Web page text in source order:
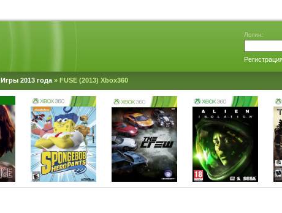
Логин:
Игры 2013 года» FUSE (2013) Xbox360